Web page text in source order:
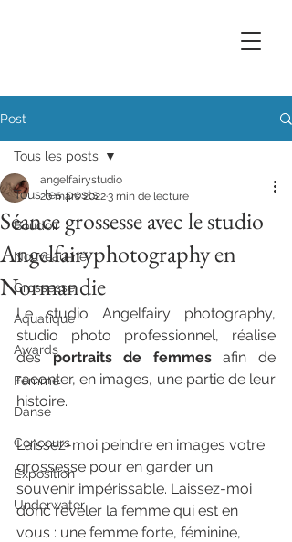
Post
Tous les posts
Boudoir
Nouveau-né
Grossesse
Aquatique
Awards
Femme
Danse
Concours
Exposition
Underwater
Tous les posts
Séance grossesse avec le studio
Angelfairyphotography en
Normandie
angelfairystudio
20 mars 20223 min de lecture
Le studio Angelfairy photography,
studio photo professionnel, réalise
des portraits de femmes afin de
raconter, en images, une partie de leur
histoire.
Laissez-moi peindre en images votre
grossesse pour en garder un
souvenir impérissable. Laissez-moi
donc révéler la femme qui est en
vous : une femme forte, féminine,